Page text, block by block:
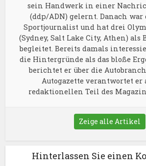
sein Handwerk in einer
(ddp/ADN) gelernt. Danach
Sportjournalist und hat drei
(Sydney, Salt Lake City, Athen)
begleitet. Bereits damals
die Hintergründe als das bloße
berichtet er über die
Autogazette verantwortet er
redaktionellen Teil des
Zeige alle Artikel
Hinterlassen Sie einen